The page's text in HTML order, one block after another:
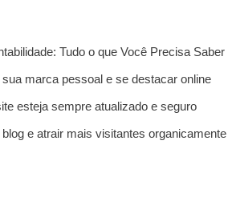
Tudo o que Você Precisa Saber
marca pessoal e se destacar online
esteja sempre atualizado e seguro
e atrair mais visitantes organicamente